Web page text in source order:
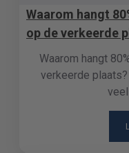
Waarom hangt
op de verkeerde
Waarom hangt
verkeerde